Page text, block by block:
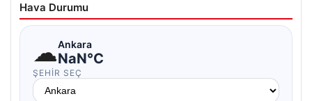
Hava Durumu
☁Ankara
NaN°C
ŞEHIR SEÇ